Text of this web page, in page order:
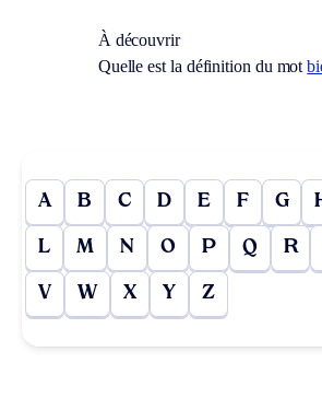
À découvrir
Quelle est la définition du mot
A B C D E F G
L M N O P Q R
V W X Y Z